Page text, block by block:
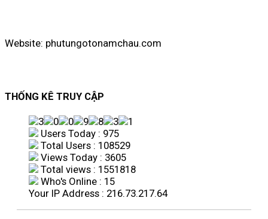
Website: phutungotonamchau.com
THỐNG KÊ TRUY CẬP
Users Today : 975
Total Users : 108529
Views Today : 3605
Total views : 1551818
Who's Online : 15
Your IP Address : 216.73.217.64